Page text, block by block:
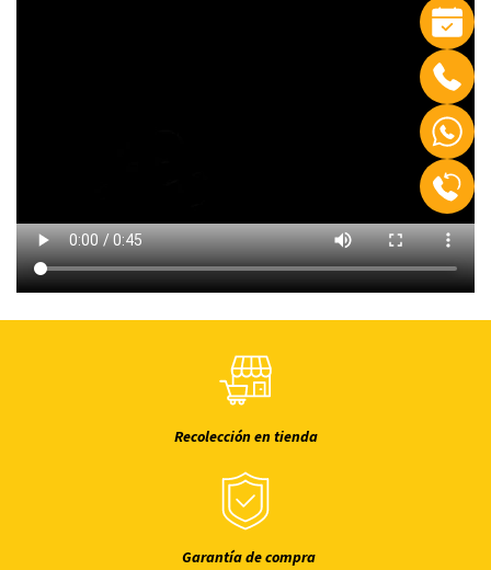
Recolección en tienda
Garantía de compra